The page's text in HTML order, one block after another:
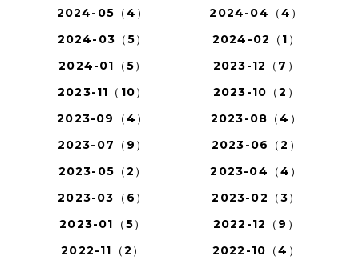
2024-05（4）
2024-04（4）
2024-03（5）
2024-02（1）
2024-01（5）
2023-12（7）
2023-11（10）
2023-10（2）
2023-09（4）
2023-08（4）
2023-07（9）
2023-06（2）
2023-05（2）
2023-04（4）
2023-03（6）
2023-02（3）
2023-01（5）
2022-12（9）
2022-11（2）
2022-10（4）